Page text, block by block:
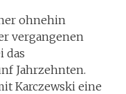
ohnehin
vergangenen
das
Jahrzehnten.
Karczewski eine